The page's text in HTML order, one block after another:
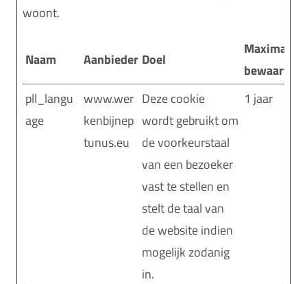
woont.
Naam Aanbieder Doel
Maximale
pll_langu
age
www.wer
kenbijnep
tunus.eu
Deze cookie
wordt gebruikt om
de voorkeurstaal
van een bezoeker
vast te stellen en
stelt de taal van
de website indien
mogelijk zodanig
in.
1 jaar